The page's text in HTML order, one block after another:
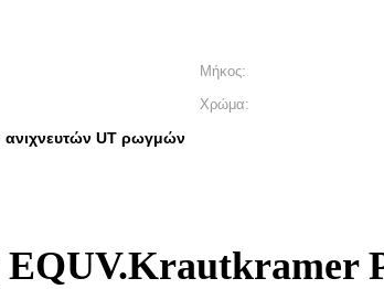
Μήκος:
Χρώμα:
ανιχνευτών UT ρωγμών